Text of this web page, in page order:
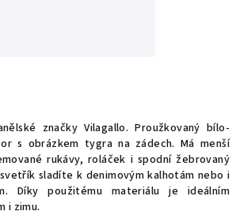
značky Vilagallo. Proužkovaný bílo-
s obrázkem tygra na zádech. Má menší
rukávy, roláček i spodní žebrovaný
sladíte k denimovým kalhotám nebo i
Díky použitému materiálu je ideálním
i zimu.